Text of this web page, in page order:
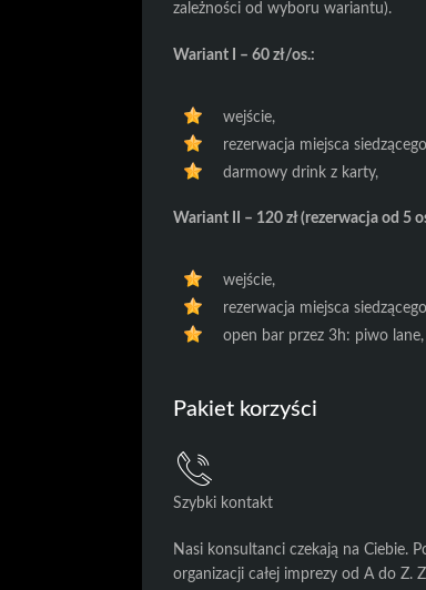
zależności od wyboru wariantu).
Wariant I – 60 zł/os.:
wejście,
rezerwacja miejsca
darmowy drink z karty,
Wariant II – 120 zł (rezerwacja od 5
wejście,
rezerwacja miejsca
open bar przez 3h: piwo
Pakiet korzyści
Szybki kontakt
Nasi konsultanci czekają na Ciebie.
organizacji całej imprezy od A do Z.